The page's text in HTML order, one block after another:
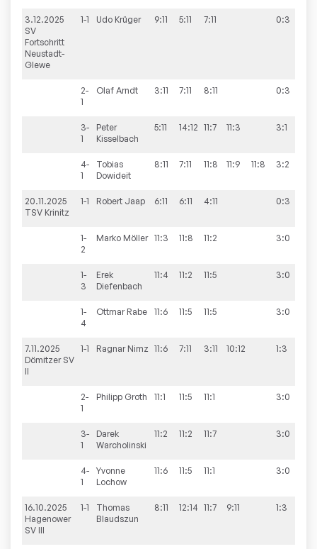
3.12.2025
SV
Fortschritt
Neustadt-
Glewe
1-1 Udo Krüger 9:11 5:11 7:11 0:3
2-
1
Olaf Arndt 3:11 7:11 8:11 0:3
3-
1
Peter
Kisselbach
5:11 14:12 11:7 11:3 3:1
4-
1
Tobias
Dowideit
8:11 7:11 11:8 11:9 11:8 3:2
20.11.2025
TSV Krinitz
1-1 Robert Jaap 6:11 6:11 4:11 0:3
1-
2
Marko Möller 11:3 11:8 11:2 3:0
1-
3
Erek
Diefenbach
11:4 11:2 11:5 3:0
1-
4
Ottmar Rabe 11:6 11:5 11:5 3:0
7.11.2025
Dömitzer SV
II
1-1 Ragnar Nimz 11:6 7:11 3:11 10:12 1:3
2-
1
Philipp Groth 11:1 11:5 11:1 3:0
3-
1
Darek
Warcholinski
11:2 11:2 11:7 3:0
4-
1
Yvonne
Lochow
11:6 11:5 11:1 3:0
16.10.2025
Hagenower
SV III
1-1
Thomas
Blaudszun
8:11 12:14 11:7 9:11 1:3